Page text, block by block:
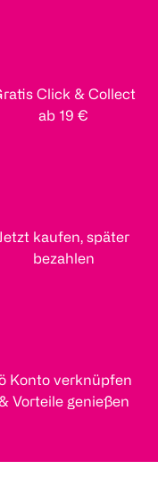
Click & Collect
ab 19 €
kaufen, später
bezahlen
Konto verknüpfen
& Vorteile genießen